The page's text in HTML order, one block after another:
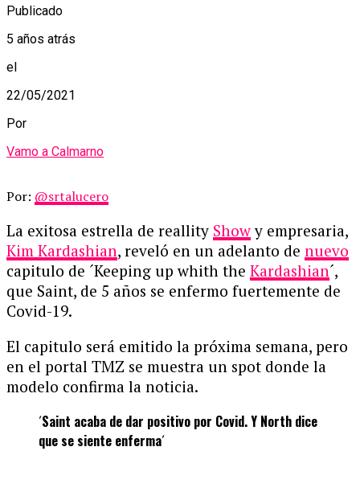
Publicado
5 años atrás
el
22/05/2021
Por
Vamo a Calmarno
Por: @srtalucero
La exitosa estrella de reallity Showy empresaria,
Kim Kardashian, reveló en un adelanto de nuevo
capitulo de ´Keeping up whith the Kardashian´,
que Saint, de 5 años se enfermo fuertemente de
Covid-19.
El capitulo será emitido la próxima semana, pero
en el portal TMZ se muestra un spot donde la
modelo confirma la noticia.
´Saint acaba de dar positivo por Covid. Y North dice
que se siente enferma´